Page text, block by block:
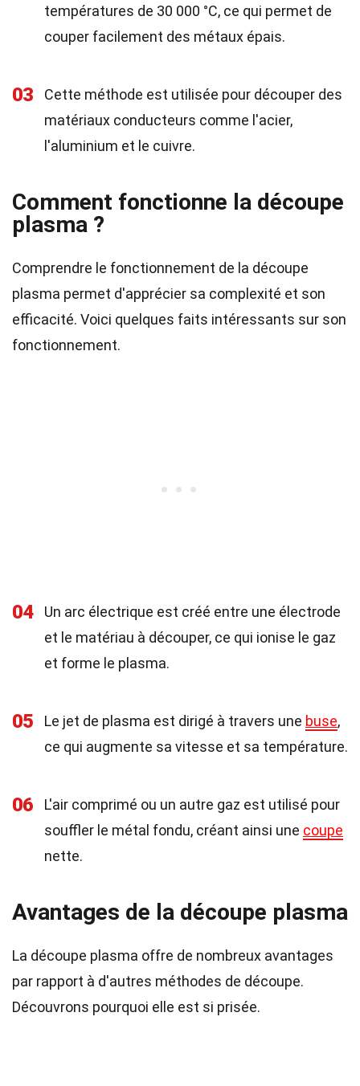
températures de 30 000 °C, ce qui permet de
couper facilement des métaux épais.
03
Cette méthode est utilisée pour découper des
matériaux conducteurs comme l'acier,
l'aluminium et le cuivre.
Comment fonctionne la découpe
plasma ?
Comprendre le fonctionnement de la découpe
plasma permet d'apprécier sa complexité et son
efficacité. Voici quelques faits intéressants sur son
fonctionnement.
04
Un arc électrique est créé entre une électrode
et le matériau à découper, ce qui ionise le gaz
et forme le plasma.
05 Le jet de plasma est dirigé à travers une buse,
ce qui augmente sa vitesse et sa température.
06
L'air comprimé ou un autre gaz est utilisé pour
souffler le métal fondu, créant ainsi une coupe
nette.
Avantages de la découpe plasma
La découpe plasma offre de nombreux avantages
par rapport à d'autres méthodes de découpe.
Découvrons pourquoi elle est si prisée.